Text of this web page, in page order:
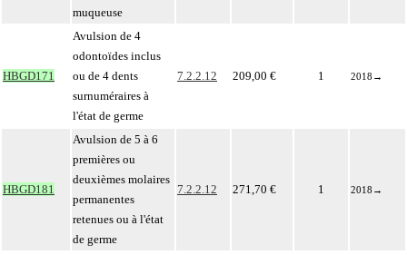
muqueuse
HBGD171
Avulsion de 4
odontoïdes inclus
ou de 4 dents
surnuméraires à
l'état de germe
7.2.2.12 209,00 € 1 2018 →
HBGD181
Avulsion de 5 à 6
premières ou
deuxièmes molaires
permanentes
retenues ou à l'état
de germe
7.2.2.12 271,70 € 1 2018 →